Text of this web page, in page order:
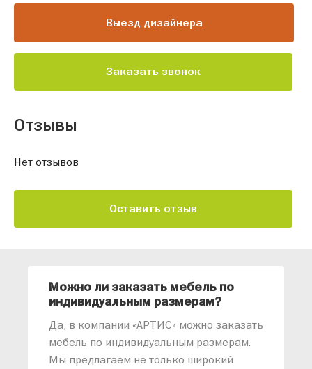
Выезд дизайнера
Заказать звонок
Отзывы
Нет отзывов
Оставить отзыв
Можно ли заказать мебель по
индивидуальным размерам?
Да, в компании «АРТИС» можно заказать
мебель по индивидуальным размерам.
Мы предлагаем не только широкий